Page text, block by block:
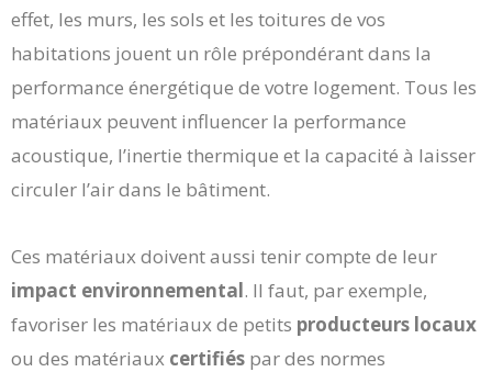
effet, les murs, les sols et les toitures de vos
habitations jouent un rôle prépondérant dans la
performance énergétique de votre logement. Tous les
matériaux peuvent influencer la performance
acoustique, l’inertie thermique et la capacité à laisser
circuler l’air dans le bâtiment.
Ces matériaux doivent aussi tenir compte de leur
impact environnemental. Il faut, par exemple,
favoriser les matériaux de petits producteurs locaux
ou des matériaux certifiés par des normes